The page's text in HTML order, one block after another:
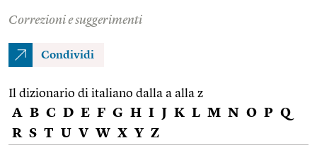
Correzioni e suggerimenti
Condividi
Il dizionario di italiano dalla a alla z
A B C D E F G H I J K L M N O P Q
R S T U V W X Y Z